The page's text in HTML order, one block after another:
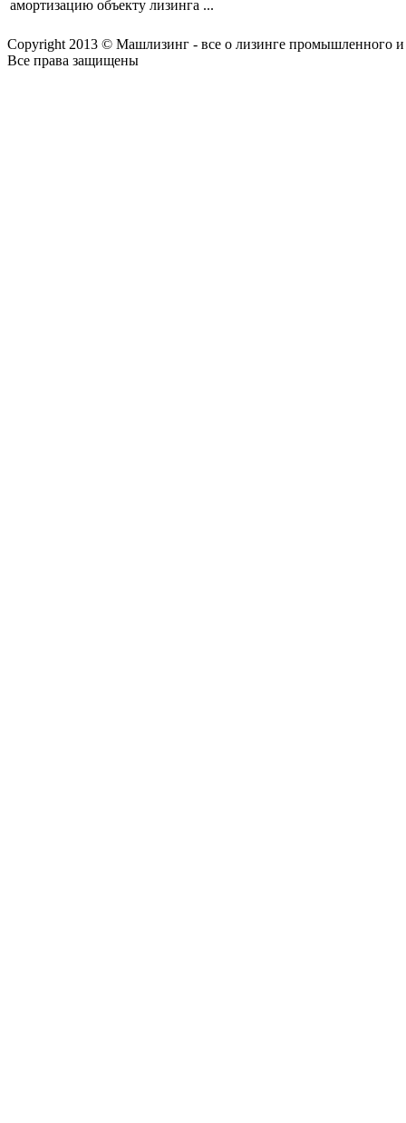
амортизацию объекту лизинга ...
Copyright 2013 © Машлизинг - все о лизинге промышленного и
Все права защищены